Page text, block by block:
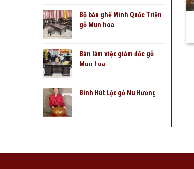
Bộ bàn ghế Minh Quốc Triện
gỗ Mun hoa
Bàn làm việc giám đốc gỗ
Mun hoa
Bình Hút Lộc gỗ Nu Hương